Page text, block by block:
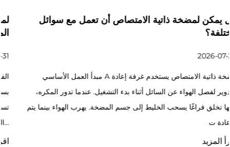
هل يمكن لمضخة ذاتية الامتصاص أن تعمل مع سوائل
مختلفة؟
2026-07-24
مبدأ العمل الأساسي A مضخة ذاتية الامتصاص يستخدم غرفة إعادة
التدوير لفصل الهواء عن السائل أثناء بدء التشغيل. عندما تدور المكره،
فإنها تخلق فراغًا يسحب الخليط إلى جسم المضخة. يهرب الهواء بينما يتم
إعادة ت...
اقرأ المزيد